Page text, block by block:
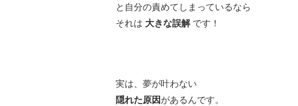
と自分の責めてしまっているなら
それは 大きな誤解です！
実は、夢が叶わない
隠れた原因があるんです。